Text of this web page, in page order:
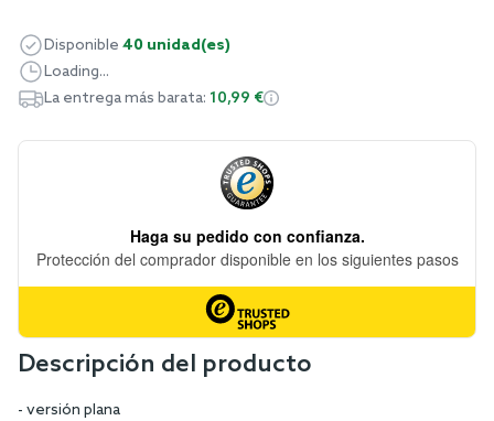
galleryDisponible 40 unidad(es)
Loading...
La entrega más barata: 10,99 €
Descripción del producto
- versión plana